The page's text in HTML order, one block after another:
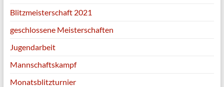
Blitzmeisterschaft 2021
geschlossene Meisterschaften
Jugendarbeit
Mannschaftskampf
Monatsblitzturnier